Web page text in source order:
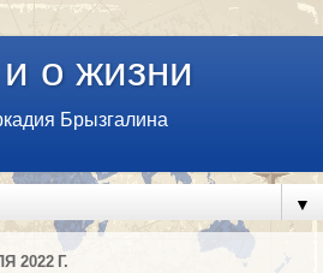
о жизни
Брызгалина
▼
2022 Г.